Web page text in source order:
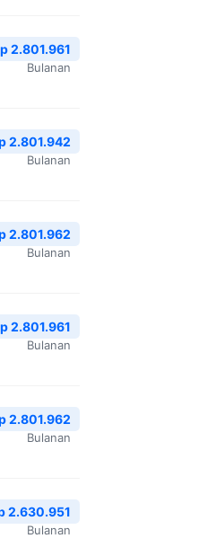
2.801.961
Bulanan
2.801.942
Bulanan
2.801.962
Bulanan
2.801.961
Bulanan
2.801.962
Bulanan
2.630.951
Bulanan